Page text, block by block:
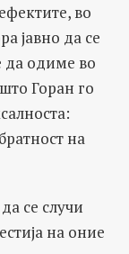
во
јавно да се
да одиме во
Горан го
на
се случи
на оние